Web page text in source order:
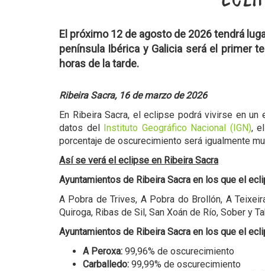
El próximo 12 de agosto de 2026 tendrá
península Ibérica y Galicia será el primer
horas de la tarde.
Ribeira Sacra, 16 de marzo de 2026
En Ribeira Sacra, el eclipse podrá vivirse en
datos del Instituto Geográfico Nacional (IGN),
porcentaje de oscurecimiento será igualmente
Así se verá el eclipse en Ribeira Sacra
Ayuntamientos de Ribeira Sacra en los que el
A Pobra de Trives, A Pobra do Brollón, A
Quiroga, Ribas de Sil, San Xoán de Río, Sober y
Ayuntamientos de Ribeira Sacra en los que el
A Peroxa: 99,96% de oscurecimiento
Carballedo: 99,99% de oscurecimiento